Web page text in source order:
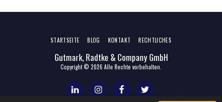
Gutmark, Radtke & Company GmbH
Copyright © 2026 Alle Rechte vorbehalten.
STARTSEITE BLOG KONTAKT RECHTLICHES